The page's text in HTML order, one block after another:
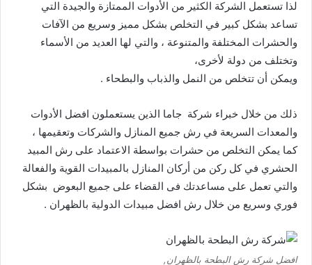
لذا تستعمل الشركة الكثير من الأدوات الممتازة والجيدة التي
تساعد بشكل كبير في التخلص بشكل مميز وسريع من الآفات
والحشرات المختلفة والمتنوعة ، والتي لها العديد من الأسماء
وتختلف من دولة لأخرى،
ويمكن أن تتخلص من النمل والذباب والبطحاء .
ذلك من خلال خبراء شركة جاما الذين يستعملون افضل الأدوات
والمعدات السريعة في رش جميع المنازل والشركات وتعقيمها ،
كما يمكن التخلص من حشرات بواسطة الاعتماد على رش المبيد
الحشري في كل ركن من أركان المنازل بالمبيدات القوية والفعالة
والتي تعمل على مساعدتك فى القضاء على جميع البعوض بشكل
فوري وسريع من خلال رش افضل مبيدات الدولية بالظهران .
افضل شركة رش البطحة بالظهران,